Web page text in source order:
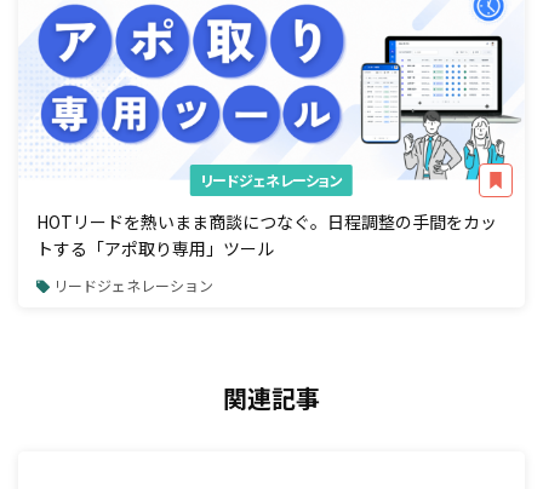
リードジェネレーション
HOTリードを熱いまま商談につなぐ。日程調整の手間をカッ
トする「アポ取り専用」ツール
リードジェネレーション
関連記事